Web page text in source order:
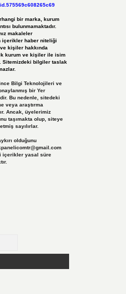
bir marka, kurum
bulunmamaktadır.
makaleler
içerikler haber niteliği
kişiler hakkında
kurum ve kişiler ile isim
Sitemizdeki bilgiler taslak
Bilgi Teknolojileri ve
bir Yer
Bu nedenle, sitedeki
veya araştırma
Ancak, üyelerimiz
taşımakta olup, siteye
sayılırlar.
olduğunu
içerikler yasal süre